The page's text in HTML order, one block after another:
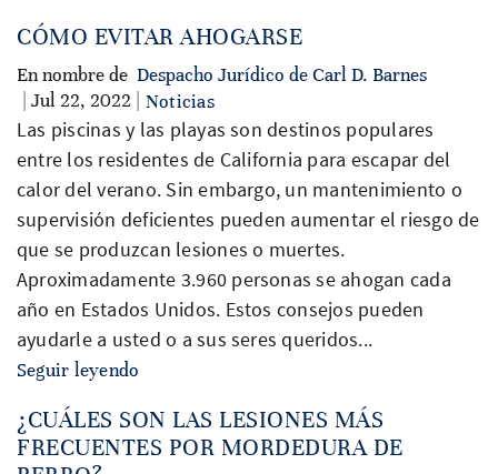
CÓMO EVITAR AHOGARSE
En nombre de Despacho Jurídico de Carl D. Barnes
| Jul 22, 2022 |
Noticias
Las piscinas y las playas son destinos populares
entre los residentes de California para escapar del
calor del verano. Sin embargo, un mantenimiento o
supervisión deficientes pueden aumentar el riesgo de
que se produzcan lesiones o muertes.
Aproximadamente 3.960 personas se ahogan cada
año en Estados Unidos. Estos consejos pueden
ayudarle a usted o a sus seres queridos...
Seguir leyendo
¿CUÁLES SON LAS LESIONES MÁS
FRECUENTES POR MORDEDURA DE